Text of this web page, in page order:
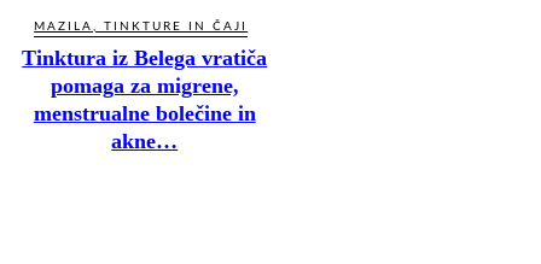
MAZILA, TINKTURE IN ČAJI
Tinktura iz Belega vratiča
pomaga za migrene,
menstrualne bolečine in
akne…